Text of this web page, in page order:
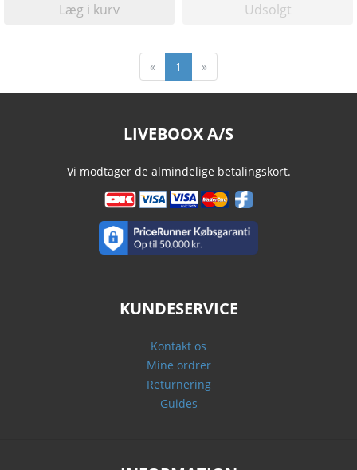
Læg i kurv Udsolgt
« 1 »
LIVEBOOX A/S
Vi modtager de almindelige betalingskort.
KUNDESERVICE
Kontakt os
Mine ordrer
Returnering
Guides